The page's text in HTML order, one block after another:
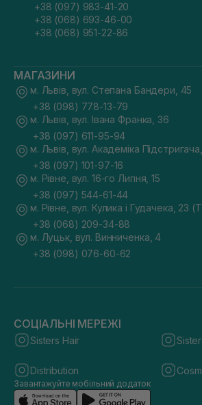
+38 (097) 983-41-20
+38 (068) 693-46-00
+38 (068) 951-22-86
МАГАЗИНИ
м. Львів, вул. Степана Бандери, 45
+38 (098) 778-13-79
м. Львів, вул. Івана Франка, 36
+38 (097) 611-95-94
м. Львів, вул. Академіка
+38 (097) 101-97-16
м. Рівне, вул. 16-го Липня, 15
+38 (097) 544-61-44
м. Рівне, вул. Кулика і Гудачека, 23
+38 (068) 209-34-88
м. Луцьк, вул. Винниченка, 4
+38 (098) 076-60-62
СОЦІАЛЬНІ МЕРЕЖІ
Sisters Hair
Distribution
Завантажуйте мобільний додаток